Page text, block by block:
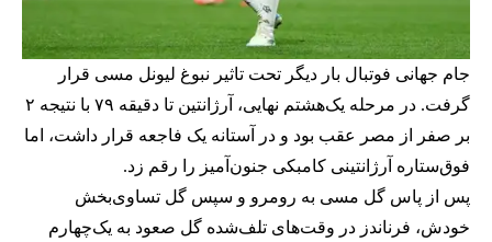
جام جهانی فوتبال بار دیگر تحت تاثیر نبوغ لیونل مسی قرار
گرفت. در مرحله یک‌هشتم نهایی، آرژانتین تا دقیقه ۷۹ با نتیجه ۲
بر صفر از مصر عقب بود و در آستانه یک فاجعه قرار داشت، اما
فوق‌ستاره آرژانتینی کامبکی جنون‌آمیز را رقم زد.
پس از پاس گل مسی به رومرو و سپس گل تساوی‌بخش
خودش، فرناندز در وقت‌های تلف‌شده گل صعود به یک‌چهارم